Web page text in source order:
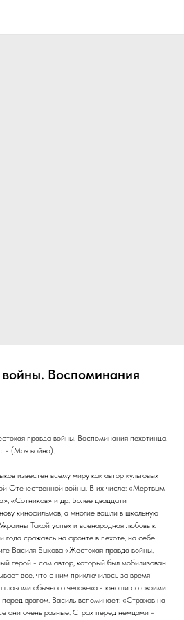
Воспоминания
правда войны. Воспоминания пехотинца.
- (Моя война).
известен всему миру как автор культовых
Отечественной войны. В их числе: «Мертвым
«Сотников» и др. Более двадцати
кинофильмов, а многие вошли в школьную
Такой успех и всенародная любовь к
года сражаясь на фронте в пехоте, на себе
Василя Быкова «Жестокая правда войны.
герой - сам автор, который был мобилизован
все, что с ним приключилось за время
обычного человека - юноши со своими
врагом. Василь вспоминает: «Страхов на
они очень разные. Страх перед немцами -